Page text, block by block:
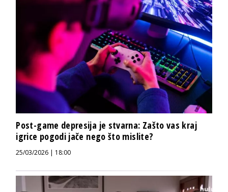
Post-game depresija je stvarna: Zašto vas kraj
igrice pogodi jače nego što mislite?
25/03/2026 | 18:00